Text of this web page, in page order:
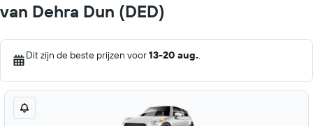
van Dehra Dun (DED)
Dit zijn de beste prijzen voor13-20 aug..